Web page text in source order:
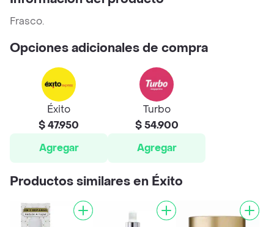
Frasco.
Opciones adicionales de compra
Éxito
$ 47.950
Agregar
Turbo
$ 54.900
Agregar
Productos similares en Éxito